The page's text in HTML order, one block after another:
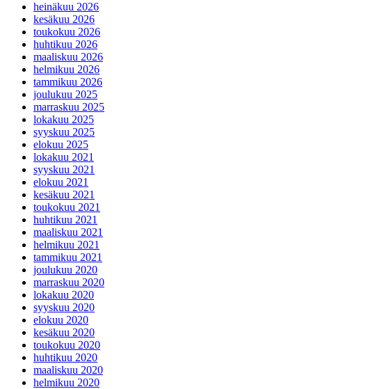
heinäkuu 2026
kesäkuu 2026
toukokuu 2026
huhtikuu 2026
maaliskuu 2026
helmikuu 2026
tammikuu 2026
joulukuu 2025
marraskuu 2025
lokakuu 2025
syyskuu 2025
elokuu 2025
lokakuu 2021
syyskuu 2021
elokuu 2021
kesäkuu 2021
toukokuu 2021
huhtikuu 2021
maaliskuu 2021
helmikuu 2021
tammikuu 2021
joulukuu 2020
marraskuu 2020
lokakuu 2020
syyskuu 2020
elokuu 2020
kesäkuu 2020
toukokuu 2020
huhtikuu 2020
maaliskuu 2020
helmikuu 2020